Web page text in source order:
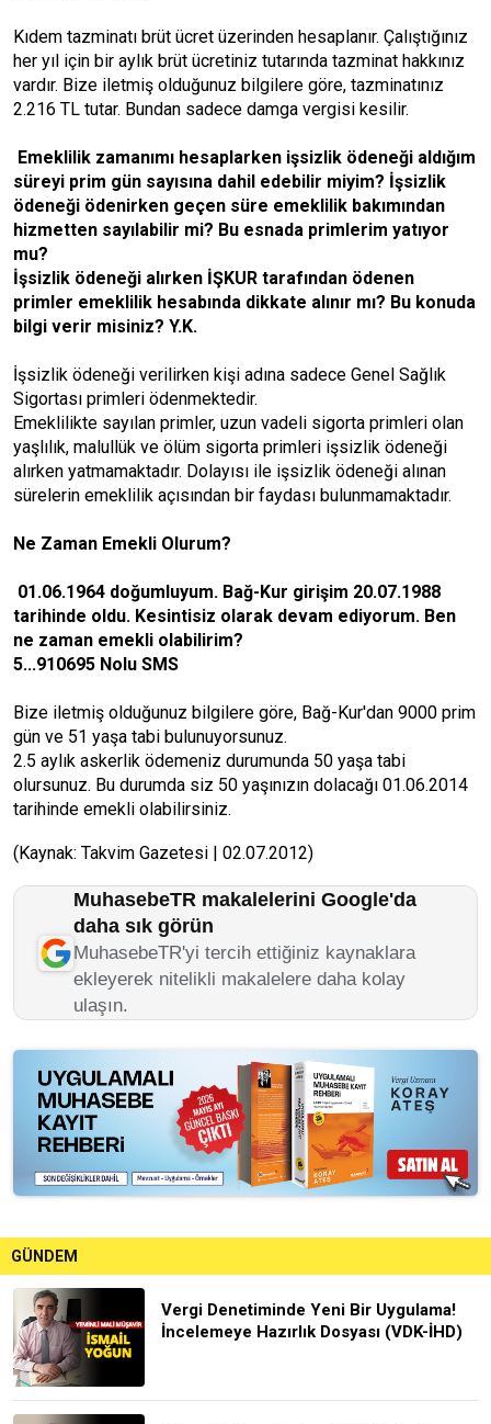
Kıdem tazminatı brüt ücret üzerinden hesaplanır. Çalıştığınız
her yıl için bir aylık brüt ücretiniz tutarında tazminat hakkınız
vardır. Bize iletmiş olduğunuz bilgilere göre, tazminatınız
2.216 TL tutar. Bundan sadece damga vergisi kesilir.
Emeklilik zamanımı hesaplarken işsizlik ödeneği aldığım
süreyi prim gün sayısına dahil edebilir miyim? İşsizlik
ödeneği ödenirken geçen süre emeklilik bakımından
hizmetten sayılabilir mi? Bu esnada primlerim yatıyor
mu?
İşsizlik ödeneği alırken İŞKUR tarafından ödenen
primler emeklilik hesabında dikkate alınır mı? Bu konuda
bilgi verir misiniz? Y.K.
İşsizlik ödeneği verilirken kişi adına sadece Genel Sağlık
Sigortası primleri ödenmektedir.
Emeklilikte sayılan primler, uzun vadeli sigorta primleri olan
yaşlılık, malullük ve ölüm sigorta primleri işsizlik ödeneği
alırken yatmamaktadır. Dolayısı ile işsizlik ödeneği alınan
sürelerin emeklilik açısından bir faydası bulunmamaktadır.
Ne Zaman Emekli Olurum?
01.06.1964 doğumluyum. Bağ-Kur girişim 20.07.1988
tarihinde oldu. Kesintisiz olarak devam ediyorum. Ben
ne zaman emekli olabilirim?
5...910695 Nolu SMS
Bize iletmiş olduğunuz bilgilere göre, Bağ-Kur'dan 9000 prim
gün ve 51 yaşa tabi bulunuyorsunuz.
2.5 aylık askerlik ödemeniz durumunda 50 yaşa tabi
olursunuz. Bu durumda siz 50 yaşınızın dolacağı 01.06.2014
tarihinde emekli olabilirsiniz.
(Kaynak: Takvim Gazetesi | 02.07.2012)
MuhasebeTR makalelerini Google'da
daha sık görün
MuhasebeTR'yi tercih ettiğiniz kaynaklara
ekleyerek nitelikli makalelere daha kolay
ulaşın.
GÜNDEM
Vergi Denetiminde Yeni Bir Uygulama!
İncelemeye Hazırlık Dosyası (VDK-İHD)